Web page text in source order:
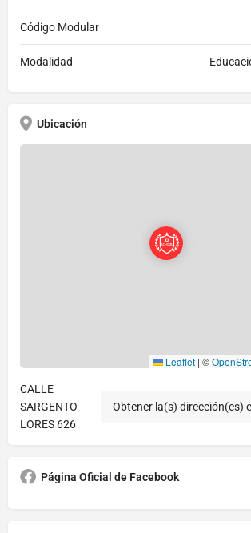
Código Modular
Modalidad
Ubicación
Leaflet | ©
CALLE
SARGENTO
LORES 626
Obtener la(s) dirección(es)
Página Oficial de Facebook